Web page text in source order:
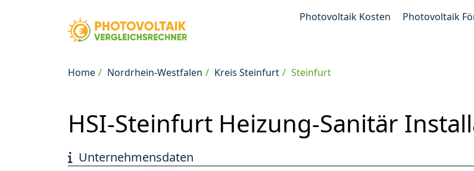
Photovoltaik Kosten Photovoltaik
Home Nordrhein-Westfalen Kreis Steinfurt Steinfurt
HSI-Steinfurt Heizung-Sanitär
Unternehmensdaten